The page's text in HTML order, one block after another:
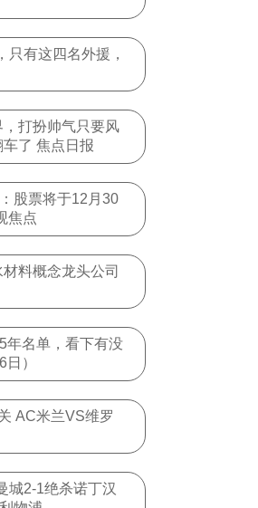
只有这四名外援，
打扮帅气只要风
了 焦点日报
股票将于12月30
焦点
料概念龙头公司
年名单，看下有没
）
AC米兰VS维罗
城2-1绝杀诺丁汉